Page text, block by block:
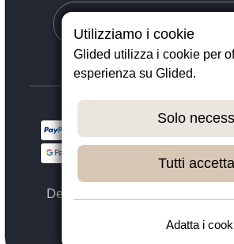
Designed with ❤️ in Dortmund - ©
Utilizziamo i cookie
Glided utilizza i cookie per
esperienza su Glided.
Solo
Tutti
Adatta i